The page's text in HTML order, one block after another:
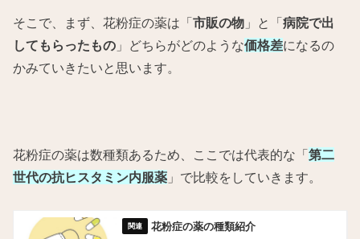
そこで、まず、花粉症の薬は「市販の物 」と「病院で出
してもらったもの 」どちらがどのような価格差になるの
かみていきたいと思います。
花粉症の薬は数種類あるため、ここでは代表的な「第二
世代の抗ヒスタミン内服薬 」で比較をしていきます。
花粉症の薬の種類紹介